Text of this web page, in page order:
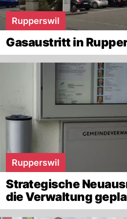
Rupperswil
Gasaustritt in
Rupperswil
Strategische
die Verwaltung